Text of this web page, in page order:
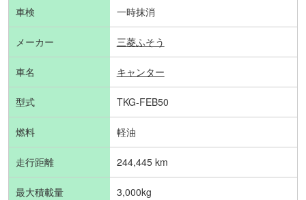
車検 一時抹消
メーカー 三菱ふそう
車名 キャンター
型式 TKG-FEB50
燃料 軽油
走行距離 244,445 km
最大積載量 3,000kg